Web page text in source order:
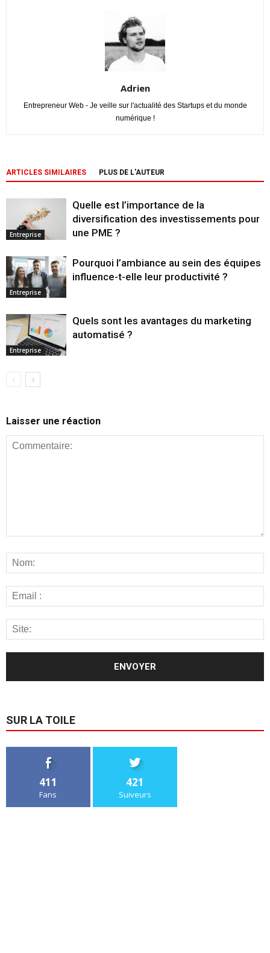
Adrien
Entrepreneur Web - Je veille sur l'actualité des Startups et du monde
numérique !
ARTICLES SIMILAIRES PLUS DE L'AUTEUR
Entreprise
Quelle est l’importance de la
diversification des investissements pour
une PME ?
Entreprise
Pourquoi l’ambiance au sein des équipes
influence-t-elle leur productivité ?
Entreprise
Quels sont les avantages du marketing
automatisé ?
Laisser une réaction
SUR LA TOILE
411
Fans
421
Suiveurs